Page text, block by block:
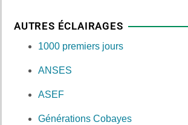
AUTRES ÉCLAIRAGES
1000 premiers jours
ANSES
ASEF
Générations Cobayes